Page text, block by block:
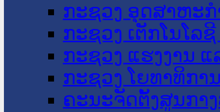
ກະຊວງ ອຸດສາຫະ
ກະຊວງ ເຕັກໂນໂລ
ກະຊວງ ແຮງງານ
ກະຊວງ ໂຍທາທິກາ
ຄະນະຈັດຕັ້ງສູນກາ